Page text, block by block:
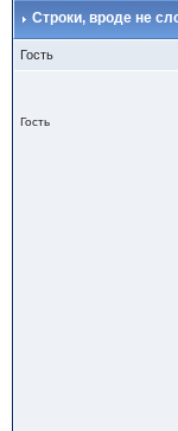
Строки, вроде не
Гость
Гость